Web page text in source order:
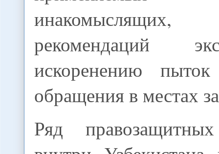
рекомендаций
искоренению
обращения в местах
Ряд